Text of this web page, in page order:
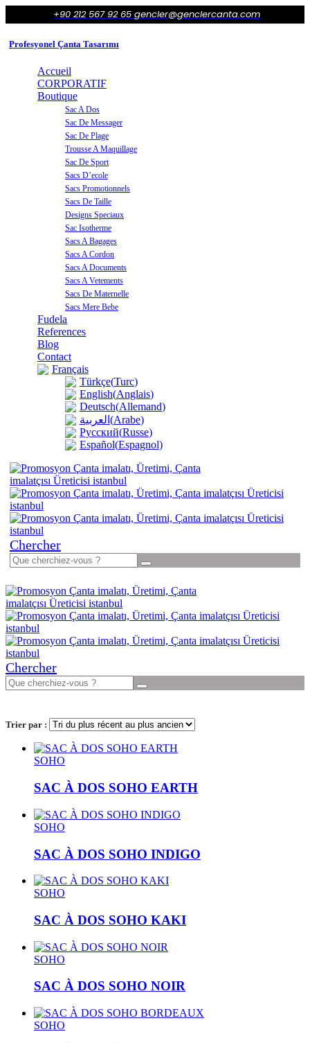
+90 212 567 92 65 gencler@genclercanta.com
Profesyonel Çanta Tasarımı
Accueil
CORPORATIF
Boutique
Sac A Dos
Sac De Messager
Sac De Plage
Trousse A Maquillage
Sac De Sport
Sacs D’ecole
Sacs Promotionnels
Sacs De Taille
Designs Speciaux
Sac Isotherme
Sacs A Bagages
Sacs A Cordon
Sacs A Documents
Sacs A Vetements
Sacs De Maternelle
Sacs Mere Bebe
Fudela
References
Blog
Contact
Français
Türkçe(Turc)
English(Anglais)
Deutsch(Allemand)
العربية (Arabe)
Русский(Russe)
Español(Espagnol)
Chercher
Chercher
Trier par :
SOHO
SAC À DOS SOHO EARTH
SOHO
SAC À DOS SOHO INDIGO
SOHO
SAC À DOS SOHO KAKI
SOHO
SAC À DOS SOHO NOIR
SOHO